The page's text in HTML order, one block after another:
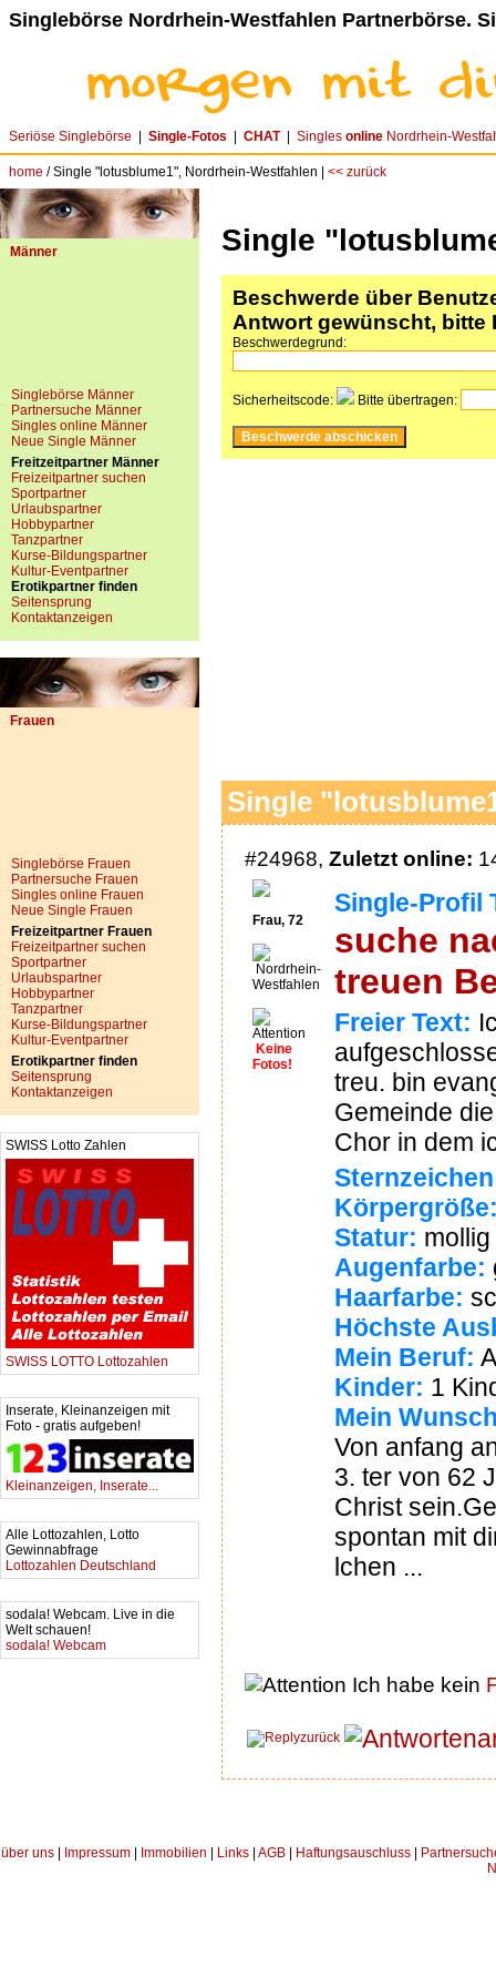
Singlebörse Nordrhein-Westfahlen Partnerbörse.
Seriöse Singlebörse Single-Fotos CHAT| Singles online Nordrhein-
home / Single "lotusblume1", Nordrhein-Westfahlen | << zurück
Männer
Singlebörse Männer
Partnersuche Männer
Singles online Männer
Neue Single Männer
Freitzeitpartner Männer
Freizeitpartner suchen
Sportpartner
Urlaubspartner
Hobbypartner
Tanzpartner
Kurse-Bildungspartner
Kultur-Eventpartner
Erotikpartner finden
Seitensprung
Kontaktanzeigen
Frauen
Singlebörse Frauen
Partnersuche Frauen
Singles online Frauen
Neue Single Frauen
Freizeitpartner Frauen
Freizeitpartner suchen
Sportpartner
Urlaubspartner
Hobbypartner
Tanzpartner
Kurse-Bildungspartner
Kultur-Eventpartner
Erotikpartner finden
Seitensprung
Kontaktanzeigen
SWISS Lotto Zahlen
SWISS LOTTO Lottozahlen
Inserate, Kleinanzeigen mit
Foto - gratis aufgeben!
Kleinanzeigen, Inserate...
Alle Lottozahlen, Lotto
Gewinnabfrage
Lottozahlen Deutschland
sodala! Webcam. Live in die
Welt schauen!
sodala! Webcam
Single
Beschwerde über
Antwort gewünscht, bitte
Beschwerdegrund:
Sicherheitscode: Bitte übertragen:
Single
#24968, Zuletzt online:
Frau, 72
Nordrhein-
Westfahlen
Keine
Fotos!
Single-Profil
suche
treuen
Freier Text:
treu. bin
Gemeinde
Chor in dem
Statur: mollig
Augenfarbe:
Haarfarbe:
Höchste
Mein Beruf:
Kinder: 1
Mein
Von anfang
3. ter von 62
Christ
spontan mit
lchen ...
Ich habe kein
zurück
über uns Impressum Immobilien Links |AGB Haftungsauschluss